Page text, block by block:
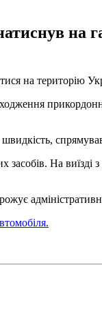
на
на
На